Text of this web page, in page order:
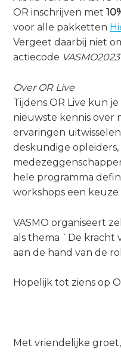
v
i
g
a
i
o
n
J
u
m
p
t
m
a
i
c
e
OR inschrijven met
voor alle pakketten
Vergeet daarbij niet
actiecode VASMO2023
Over OR Live
Tijdens OR Live kun
nieuwste kennis over
ervaringen
deskundige
hele programma
workshops een keuze
VASMO organiseert
als thema `De kracht
aan de hand van de
Hopelijk tot ziens op
Met vriendelijke groet,